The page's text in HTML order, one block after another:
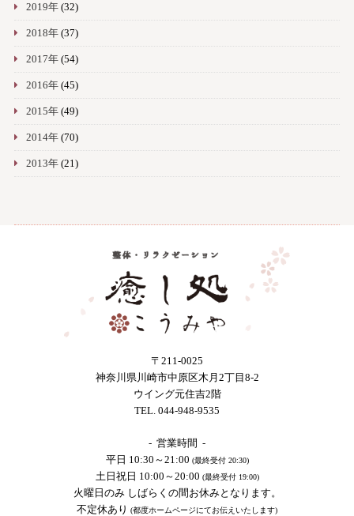
2019年(32)
2018年(37)
2017年(54)
2016年(45)
2015年(49)
2014年(70)
2013年(21)
〒211-0025
神奈川県川崎市中原区木月2丁目8-2
ウイング元住吉2階
TEL. 044-948-9535
- 営業時間 -
平日 10:30～21:00 (最終受付 20:30)
土日祝日 10:00～20:00 (最終受付 19:00)
火曜日のみ しばらくの間お休みとなります。
不定休あり (都度ホームページにてお伝えいたします)